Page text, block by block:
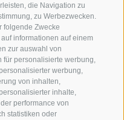
die Navigation zu
zu Werbezwecken.
folgende Zwecke
informationen auf einem
zur auswahl von
für personalisierte werbung,
werbung,
von inhalten,
inhalte,
performance von
statistiken oder